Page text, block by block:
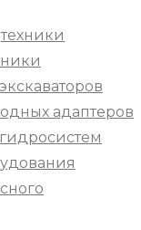
адаптеров